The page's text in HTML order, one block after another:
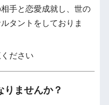
手と恋愛成就し、世の
タントをしておりま
ださい
ませんか？